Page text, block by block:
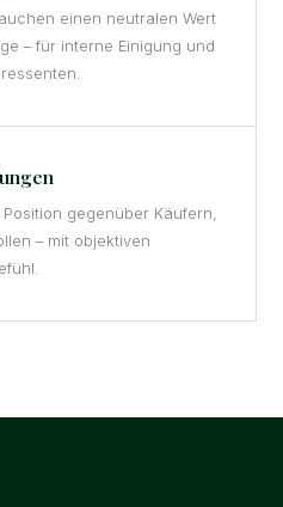
einen neutralen Wert
– für interne Einigung und
gegenüber Käufern,
– mit objektiven